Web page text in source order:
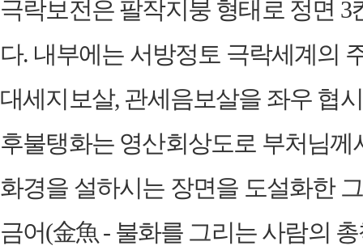
극락보전은 팔작지붕 형태로 정면 3
다. 내부에는 서방정토 극락세계의
대세지보살, 관세음보살을 좌우 협
후불탱화는 영산회상도로 부처님께
화경을 설하시는 장면을 도설화한
금어(金魚 - 불화를 그리는 사람의